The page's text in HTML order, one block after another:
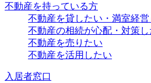
不動産を持っている方
不動産を貸したい・満室経営
不動産の相続が心配・対策し
不動産を売りたい
不動産を活用したい
入居者窓口